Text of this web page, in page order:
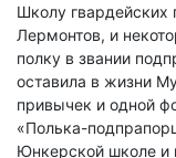
Школу гвардейских
Лермонтов, и
полку в звании
оставила в жизни
привычек и одной
«Полька-
Юнкерской школе и